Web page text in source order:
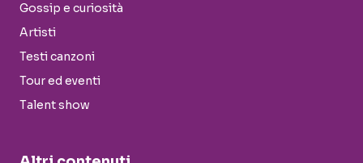
Gossip e curiosità
Artisti
Testi canzoni
Tour ed eventi
Talent show